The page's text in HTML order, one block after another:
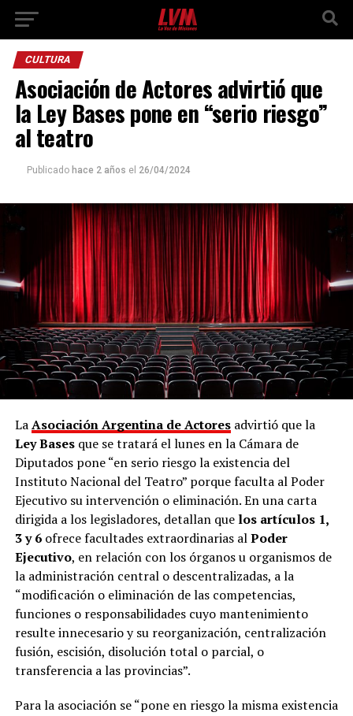
CULTURA
Asociación de Actores advirtió que
la Ley Bases pone en “serio riesgo”
al teatro
Publicado hace 2 años el 26/04/2024
LaAsociación Argentina de Actoresadvirtió que la
Ley Basesque se tratará el lunes en la Cámara de
Diputados pone “en serio riesgo la existencia del
Instituto Nacional del Teatro” porque faculta al Poder
Ejecutivo su intervención o eliminación. En una carta
dirigida a los legisladores, detallan que los artículos 1,
3 y 6ofrece facultades extraordinarias alPoder
Ejecutivo, en relación con los órganos u organismos de
la administración central o descentralizadas, a la
“modificación o eliminación de las competencias,
funciones o responsabilidades cuyo mantenimiento
resulte innecesario y su reorganización, centralización
fusión, escisión, disolución total o parcial, o
transferencia a las provincias”.
Para la asociación se “pone en riesgo la misma existencia